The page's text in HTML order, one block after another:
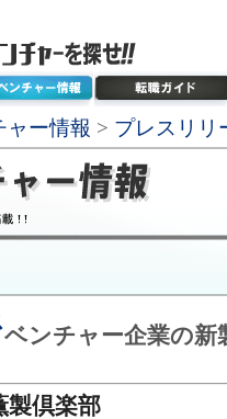
ャー情報 > プレスリリ
ベンチャー企業の新
製倶楽部